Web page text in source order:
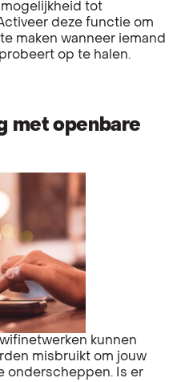
tot
deze functie om
te maken wanneer iemand
op te halen.
met openbare
kunnen
misbruikt om jouw
onderscheppen. Is er